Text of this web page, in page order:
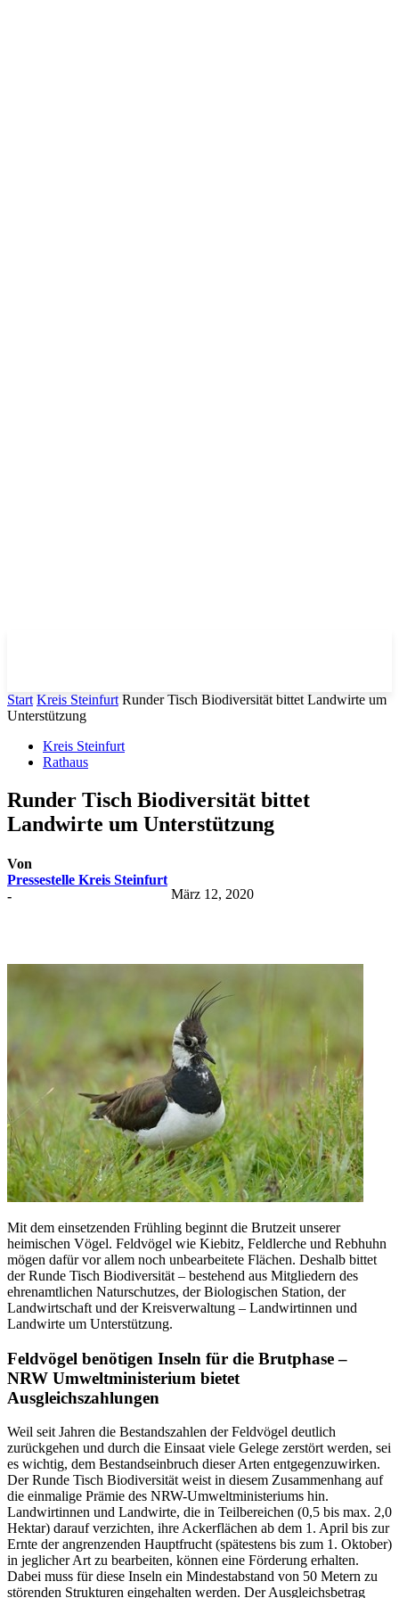
Start Kreis Steinfurt Runder Tisch Biodiversität bittet Landwirte um
Unterstützung
Kreis Steinfurt
Rathaus
Runder Tisch Biodiversität bittet
Landwirte um Unterstützung
Von
Pressestelle Kreis Steinfurt
-
März 12, 2020
Mit dem einsetzenden Frühling beginnt die Brutzeit unserer
heimischen Vögel. Feldvögel wie Kiebitz, Feldlerche und Rebhuhn
mögen dafür vor allem noch unbearbeitete Flächen. Deshalb bittet
der Runde Tisch Biodiversität – bestehend aus Mitgliedern des
ehrenamtlichen Naturschutzes, der Biologischen Station, der
Landwirtschaft und der Kreisverwaltung – Landwirtinnen und
Landwirte um Unterstützung.
Feldvögel benötigen Inseln für die Brutphase –
NRW Umweltministerium bietet
Ausgleichszahlungen
Weil seit Jahren die Bestandszahlen der Feldvögel deutlich
zurückgehen und durch die Einsaat viele Gelege zerstört werden, sei
es wichtig, dem Bestandseinbruch dieser Arten entgegenzuwirken.
Der Runde Tisch Biodiversität weist in diesem Zusammenhang auf
die einmalige Prämie des NRW-Umweltministeriums hin.
Landwirtinnen und Landwirte, die in Teilbereichen (0,5 bis max. 2,0
Hektar) darauf verzichten, ihre Ackerflächen ab dem 1. April bis zur
Ernte der angrenzenden Hauptfrucht (spätestens bis zum 1. Oktober)
in jeglicher Art zu bearbeiten, können eine Förderung erhalten.
Dabei muss für diese Inseln ein Mindestabstand von 50 Metern zu
störenden Strukturen eingehalten werden. Der Ausgleichsbetrag